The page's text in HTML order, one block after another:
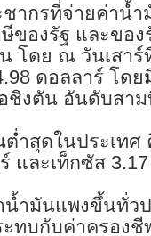
ากรที่จ่ายค่าน้
ของรัฐ และขอ
โดย ณ วันเสาร์
ดอลลาร์ โดย
ชิงตัน อันดับสา
ำสุดในประเทศ
และเท็กซัส
ำมันแพงขึ้นทั่ว
ะทบกับค่าครอง